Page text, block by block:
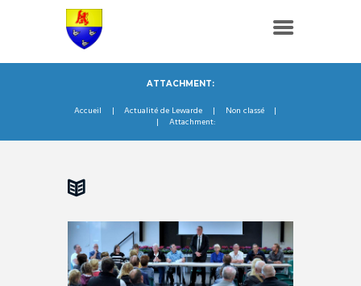
ATTACHMENT:
Accueil Actualité de Lewarde
Non classé
Attachment: